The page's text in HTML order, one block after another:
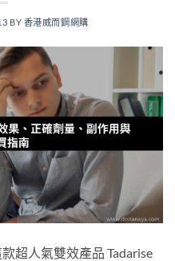
BY 香港威而鋼網購
超人氣雙效產品 Tadarise